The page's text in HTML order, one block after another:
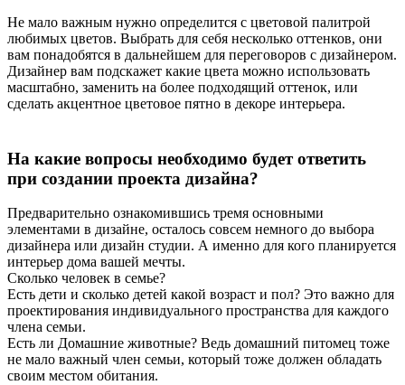
Не мало важным нужно определится с цветовой палитрой
любимых цветов. Выбрать для себя несколько оттенков, они
вам понадобятся в дальнейшем для переговоров с дизайнером.
Дизайнер вам подскажет какие цвета можно использовать
масштабно, заменить на более подходящий оттенок, или
сделать акцентное цветовое пятно в декоре интерьера.
На какие вопросы необходимо будет ответить
при создании проекта дизайна?
Предварительно ознакомившись тремя основными
элементами в дизайне, осталось совсем немного до выбора
дизайнера или дизайн студии. А именно для кого планируется
интерьер дома вашей мечты.
Сколько человек в семье?
Есть дети и сколько детей какой возраст и пол? Это важно для
проектирования индивидуального пространства для каждого
члена семьи.
Есть ли Домашние животные? Ведь домашний питомец тоже
не мало важный член семьи, который тоже должен обладать
своим местом обитания.